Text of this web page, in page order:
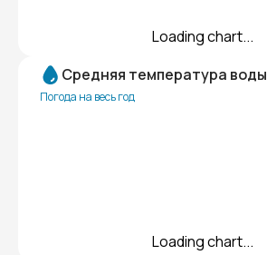
Loading chart...
Средняя температура воды
Погода на весь год
Loading chart...